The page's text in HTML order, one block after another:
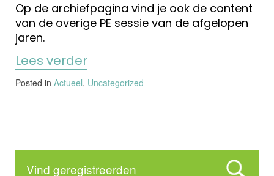
Op de archiefpagina vind je ook de content
van de overige PE sessie van de afgelopen
jaren.
Lees verder
Posted in Actueel, Uncategorized
Vind geregistreerden